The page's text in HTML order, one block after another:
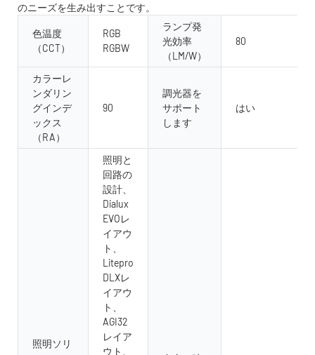
のニーズを生み出すことです。
色温度
（CCT）
RGB
RGBW
ランプ発
光効率
（LM/W）
80
カラーレ
ンダリン
グインデ
ックス
（RA）
90
調光器を
サポート
します
はい
照明ソリ
照明と
回路の
設計、
Dialux
EVOレ
イアウ
ト、
Litepro
DLXレ
イアウ
ト、
AGI32
レイア
ウト、